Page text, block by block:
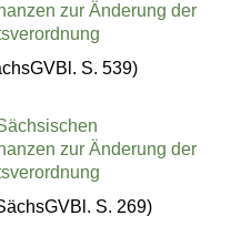
zur Änderung der
S. 539)
zur Änderung der
S. 269)